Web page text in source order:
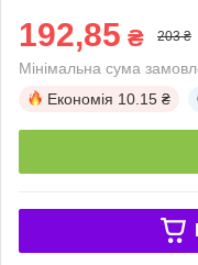
192,85 ₴ 203 ₴
Мінімальна сума
Економія 10.15 ₴